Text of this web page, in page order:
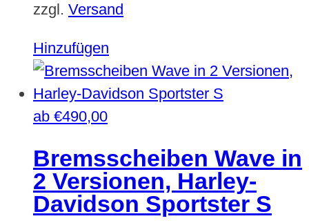
zzgl. Versand
Hinzufügen
ab €490,00
Bremsscheiben Wave in
2 Versionen, Harley-
Davidson Sportster S